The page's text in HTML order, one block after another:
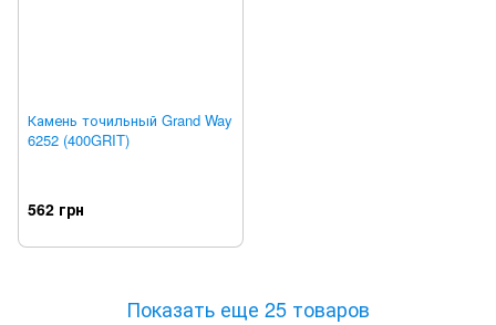
Камень точильный Grand Way
6252 (400GRIT)
562 грн
Показать еще 25 товаров